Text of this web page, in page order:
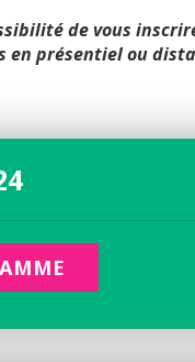
de vous
en présentiel ou